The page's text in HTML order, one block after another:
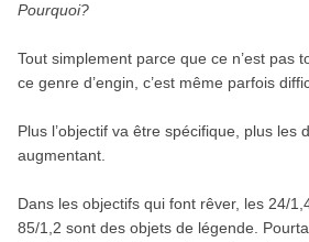
Pourquoi?
Tout simplement parce que ce n’est pas
ce genre d’engin, c’est même parfois
Plus l’objectif va être spécifique, plus les
augmentant.
Dans les objectifs qui font rêver, les 24/
85/1,2 sont des objets de légende.